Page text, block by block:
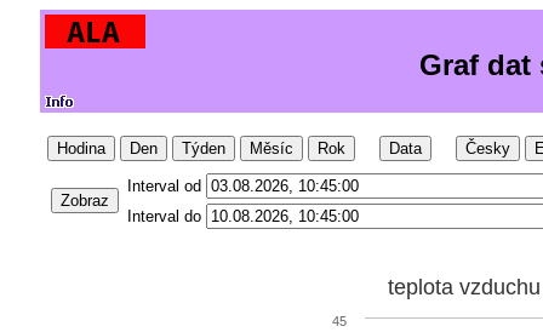
Graf dat
Hodina Den Týden Měsíc Rok Data Česky
Zobraz
Interval od
Interval do
teplota vzduchu
45